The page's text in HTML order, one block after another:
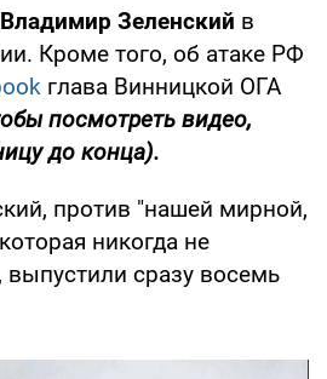
Владимир Зеленский в
Кроме того, об атаке РФ
глава Винницкой ОГА
посмотреть видео,
до конца).
против "нашей мирной,
никогда не
выпустили сразу восемь